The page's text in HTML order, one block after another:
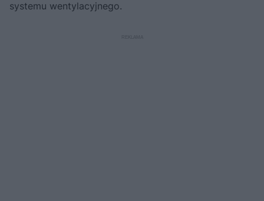
systemu wentylacyjnego.